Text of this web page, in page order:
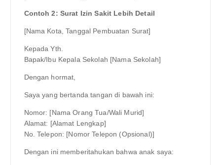
Contoh 2: Surat Izin Sakit Lebih Detail
[Nama Kota, Tanggal Pembuatan Surat]
Kepada Yth.
Bapak/Ibu Kepala Sekolah [Nama Sekolah]
Dengan hormat,
Saya yang bertanda tangan di bawah ini:
Nomor: [Nama Orang Tua/Wali Murid]
Alamat: [Alamat Lengkap]
No. Telepon: [Nomor Telepon (Opsional)]
Dengan ini memberitahukan bahwa anak saya: